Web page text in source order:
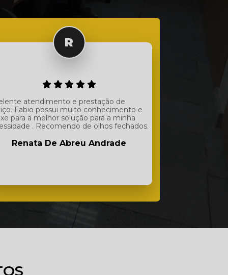
atendimento e prestação de
Fabio possui muito conhecimento e
para a melhor solução para a minha
. Recomendo de olhos fechados.
Renata De Abreu Andrade